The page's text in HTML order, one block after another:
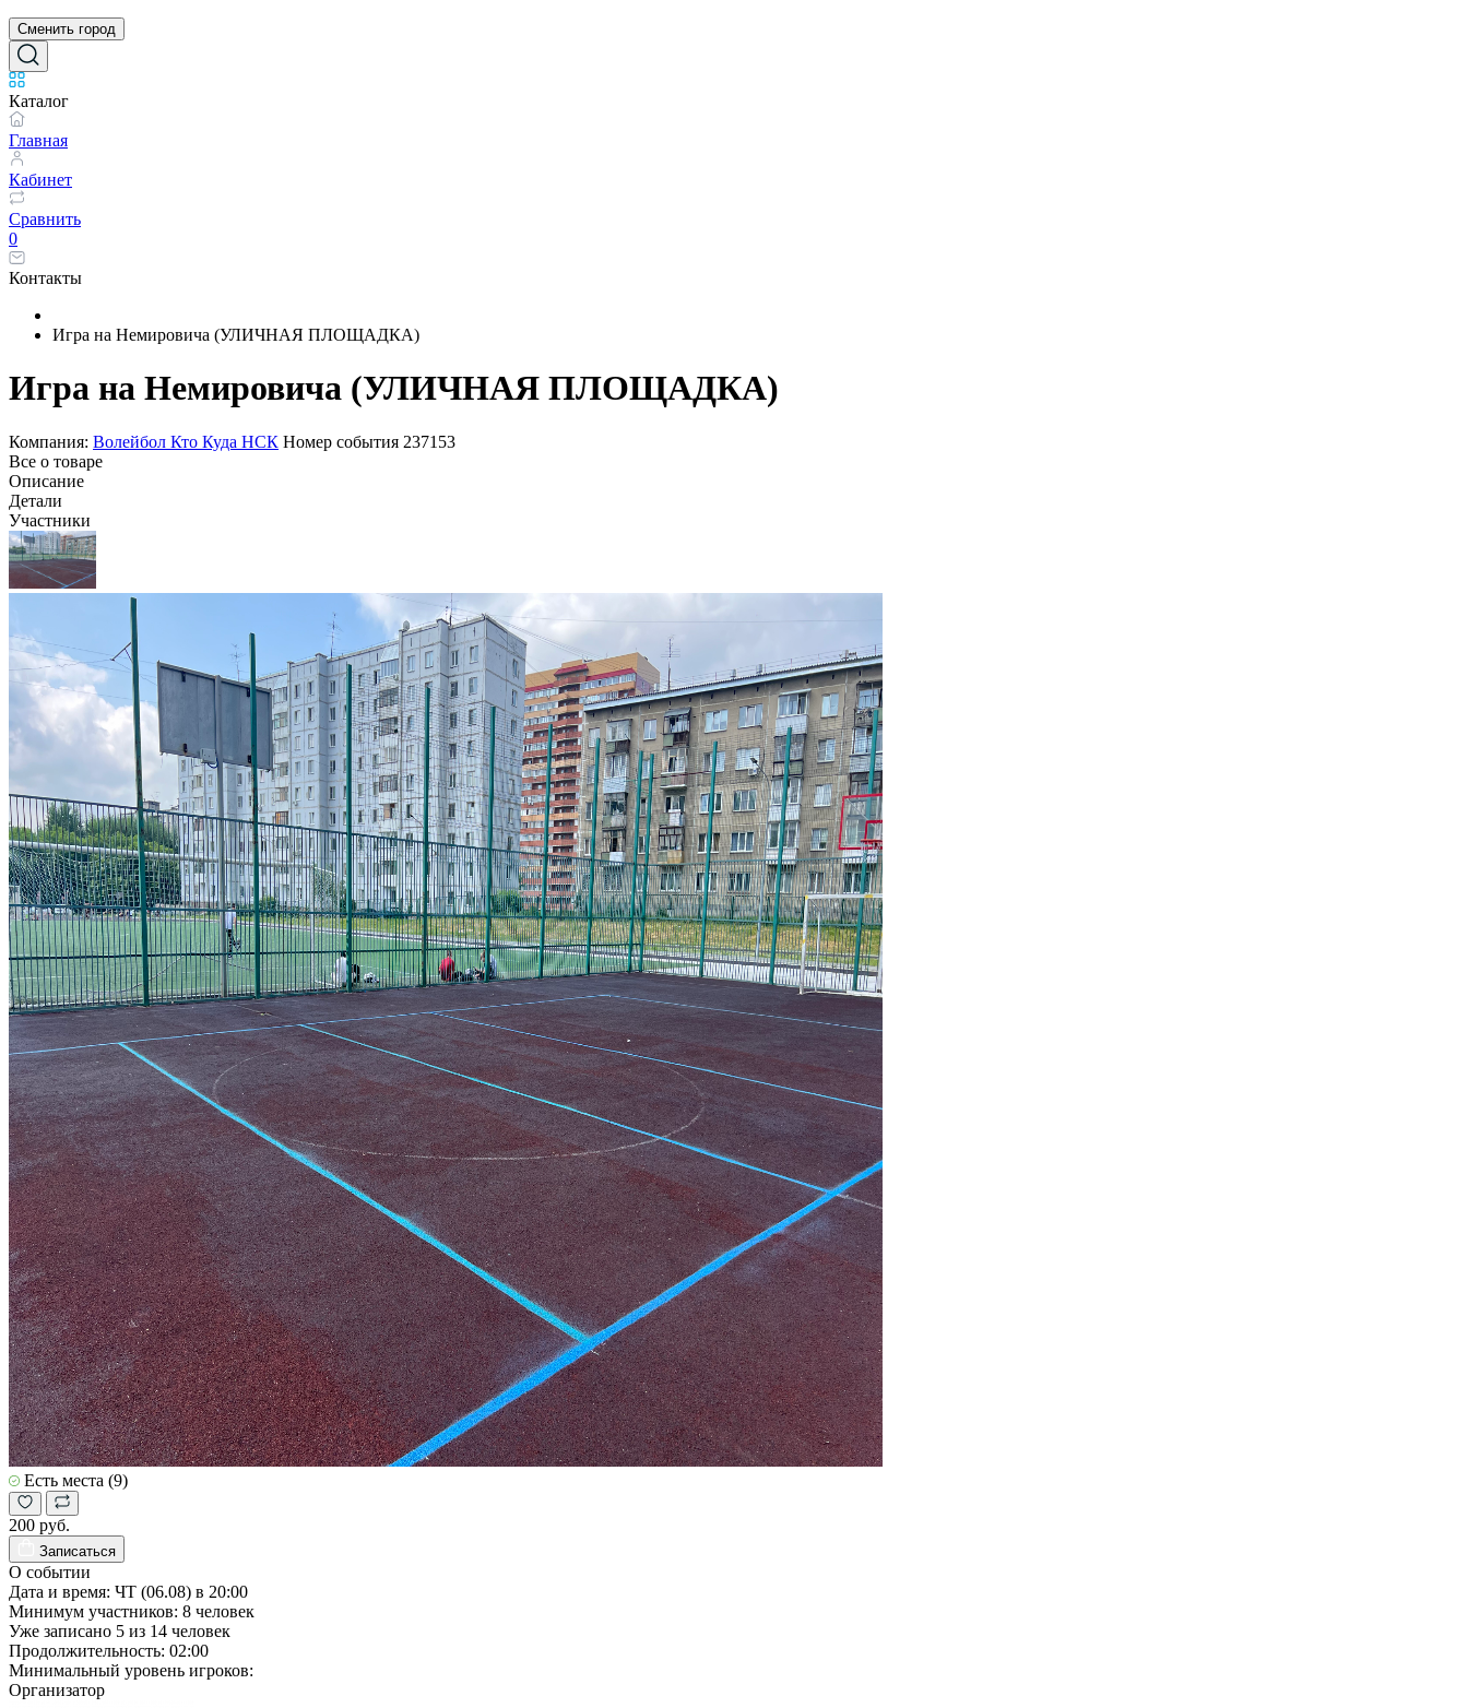
Сменить город
Каталог
Главная
Кабинет
Сравнить
0
Контакты
Игра на Немировича (УЛИЧНАЯ ПЛОЩАДКА)
Игра на Немировича (УЛИЧНАЯ ПЛОЩАДКА)
Компания: Волейбол Кто Куда НСК Номер события 237153
Все о товаре
Описание
Детали
Участники
Есть места (9)
200 руб.
Записаться
О событии
Дата и время: ЧТ (06.08) в 20:00
Минимум участников: 8 человек
Уже записано 5 из 14 человек
Продолжительность: 02:00
Минимальный уровень игроков:
Организатор